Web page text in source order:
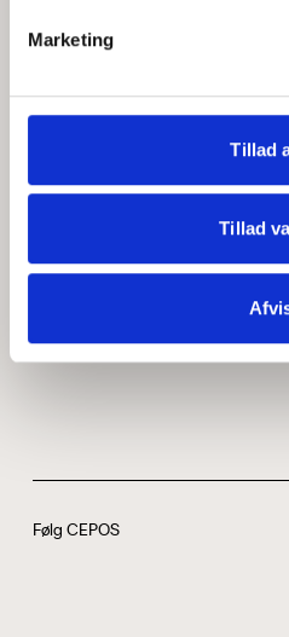
Marketing
Tillad
Tillad
Hvem er CEPOS
Medarbejdere
Følg CEPOS